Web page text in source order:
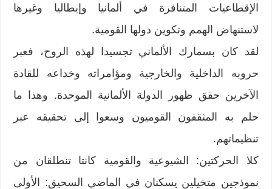
الإقطاعيات المتنافرة في ألمانيا وإيطاليا وغيرها
لاستنهاض الهمم وتكوين دولها القومية.
لقد كان بسمارك الألماني تجسيدا لهذه الروح، فعبر
حروبه الداخلية والخارجية ومؤامراته وخداعه للقادة
الآخرين حقق ظهور الدولة الألمانية الموحدة. وهذا ما
حلم به المثقفون القوميون وسعوا إلى تحقيقه عبر
تنظيماتهم.
كلا الحركتين: الشيوعية والقومية كانتا تنطلقان من
نموذجين متخيلين يسكنان في الماضي السحيق: الأولى